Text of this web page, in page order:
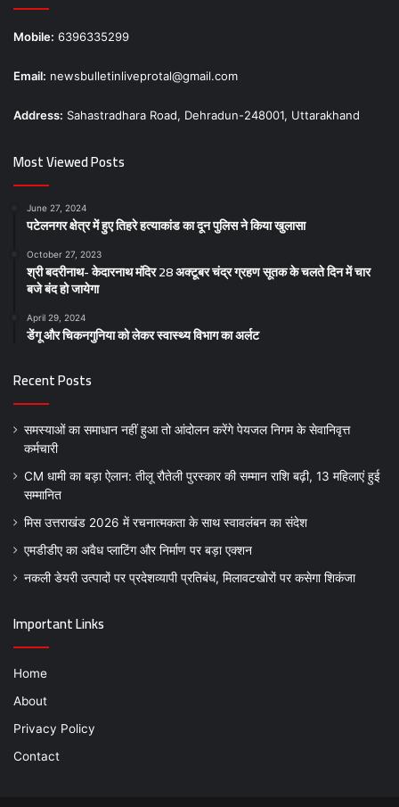
Mobile: 6396335299
Email: newsbulletinliveprotal@gmail.com
Address: Sahastradhara Road, Dehradun-248001, Uttarakhand
Most Viewed Posts
June 27, 2024
पटेलनगर क्षेत्र में हुए तिहरे हत्याकांड का दून पुलिस ने किया खुलासा
October 27, 2023
श्री बदरीनाथ- केदारनाथ मंदिर 28 अक्टूबर चंद्र ग्रहण सूतक के चलते दिन में चार
बजे बंद हो जायेगा
April 29, 2024
डेंगू और चिकनगुनिया को लेकर स्वास्थ्य विभाग का अर्लट
Recent Posts
समस्याओं का समाधान नहीं हुआ तो आंदोलन करेंगे पेयजल निगम के सेवानिवृत्त
कर्मचारी
CM धामी का बड़ा ऐलान: तीलू रौतेली पुरस्कार की सम्मान राशि बढ़ी, 13 महिलाएं हुई
सम्मानित
मिस उत्तराखंड 2026 में रचनात्मकता के साथ स्वावलंबन का संदेश
एमडीडीए का अवैध प्लाटिंग और निर्माण पर बड़ा एक्शन
नकली डेयरी उत्पादों पर प्रदेशव्यापी प्रतिबंध, मिलावटखोरों पर कसेगा शिकंजा
Important Links
Home
About
Privacy Policy
Contact